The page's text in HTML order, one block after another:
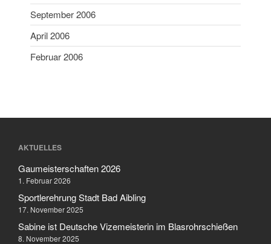
September 2006
April 2006
Februar 2006
AKTUELLES
Gaumeisterschaften 2026
1. Februar 2026
Sportlerehrung Stadt Bad Aibling
17. November 2025
Sabine ist Deutsche Vizemeisterin im Blasrohrschießen
8. November 2025